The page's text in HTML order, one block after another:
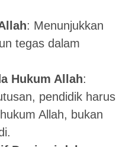
: Menunjukkan
tegas dalam
Hukum Allah:
pendidik harus
Allah, bukan